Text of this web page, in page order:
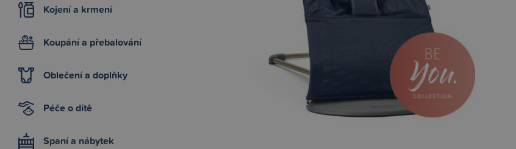
Kojení a krmení
Koupání a přebalování
Oblečení a doplňky
Péče o dítě
Spaní a nábytek